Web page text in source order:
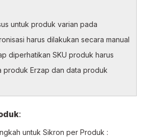
untuk produk varian pada
harus dilakukan secara manual
diperhatikan SKU produk harus
produk Erzap dan data produk
:
untuk Sikron per Produk :